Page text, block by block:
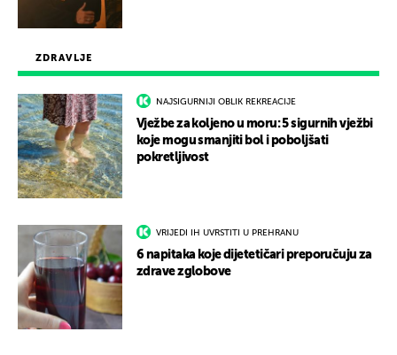
ZDRAVLJE
NAJSIGURNIJI OBLIK REKREACIJE
Vježbe za koljeno u moru: 5 sigurnih vježbi
koje mogu smanjiti bol i poboljšati
pokretljivost
VRIJEDI IH UVRSTITI U PREHRANU
6 napitaka koje dijetetičari preporučuju za
zdrave zglobove